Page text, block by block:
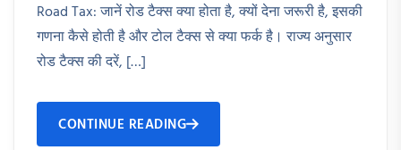
Road Tax: जानें रोड टैक्स क्या होता है, क्यों देना जरूरी है, इसकी
गणना कैसे होती है और टोल टैक्स से क्या फर्क है। राज्य अनुसार
रोड टैक्स की दरें, […]
CONTINUE READING